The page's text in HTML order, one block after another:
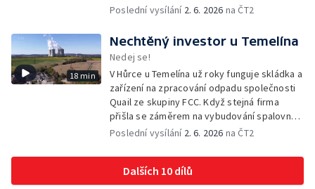
přesahují zahradu a pomáhají rozhýbat život
Poslední vysílání 2. 6. 2026 na ČT2
18 min
Nechtěný investor u Temelína
Nedej se!
V Hůrce u Temelína už roky funguje skládka a
zařízení na zpracování odpadu společnosti
Quail ze skupiny FCC. Když stejná firma
přišla se záměrem na vybudování spalovny
nebezpečných odpadů, okolní obce se
zkušenosti s dosavadním provozem i kauza
rekultivace odkališť v Mydlovarech.
Poslední vysílání 2. 6. 2026 na ČT2
Dalších 10 dílů